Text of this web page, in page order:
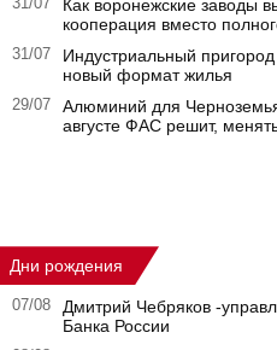
31/07
Как воронежские заводы
кооперация вместо
31/07
Индустриальный
новый формат жилья
29/07
Алюминий для
августе ФАС решит,
Дни рождения
07/08
Дмитрий Чебряков -
Банка России